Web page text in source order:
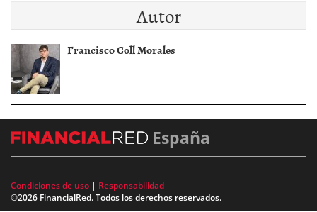
Autor
Francisco Coll Morales
España
Condiciones de uso | Responsabilidad
©2026 FinancialRed. Todos los derechos reservados.